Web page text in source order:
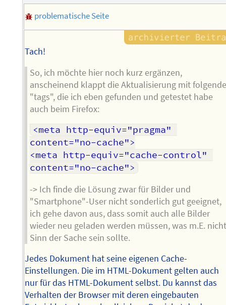
problematische Seite
Tach!
So, ich möchte hier noch kurz ergänzen,
anscheinend klappt die Aktualisierung mit
"tags", die ich eben gefunden und getestet habe
auch beim Firefox:
<meta http-equiv="pragma"
content="no-cache">
<meta http-equiv="cache-control"
-> Ich finde die Lösung zwar für Bilder und
"Smartphone"-User nicht sonderlich gut geeignet,
ich gehe davon aus, dass somit auch alle Bilder
wieder neu geladen werden müssen, was m.E.
Sinn der Sache sein sollte.
Jedes Dokument hat seine eigenen Cache-
Einstellungen. Die im HTML-Dokument gelten auch
nur für das HTML-Dokument selbst. Du kannst das
Verhalten der Browser mit deren eingebauten